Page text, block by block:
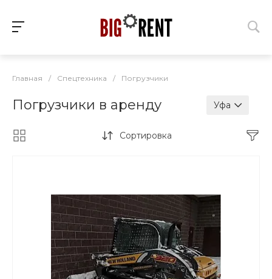
Главная / Спецтехника / Погрузчики
Погрузчики в аренду Уфа
Сортировка